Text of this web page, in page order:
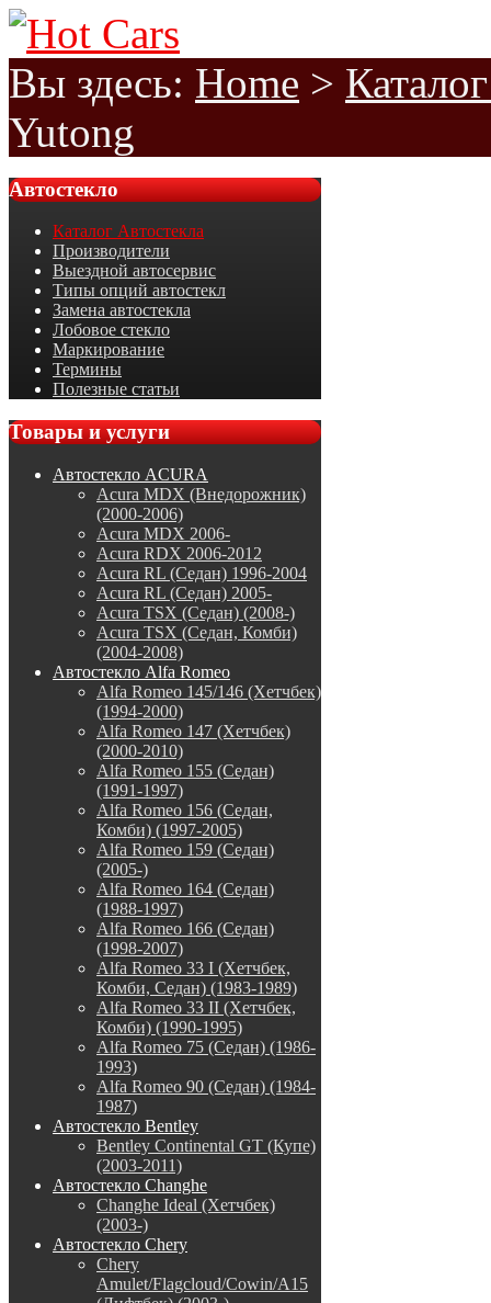
Вы здесь: Home >
Yutong
Автостекло
Каталог Автостекла
Производители
Выездной автосервис
Типы опций автостекл
Замена автостекла
Лобовое стекло
Маркирование
Термины
Полезные статьи
Товарыи услуги
Автостекло ACURA
Acura MDX (Внедорожник)
(2000-2006)
Acura MDX 2006-
Acura RDX 2006-2012
Acura RL (Седан) 1996-2004
Acura RL (Седан) 2005-
Acura TSX (Седан) (2008-)
Acura TSX (Седан, Комби)
(2004-2008)
Автостекло Alfa Romeo
Alfa Romeo 145/146 (Хетчбек)
(1994-2000)
Alfa Romeo 147 (Хетчбек)
(2000-2010)
Alfa Romeo 155 (Седан)
(1991-1997)
Alfa Romeo 156 (Седан,
Комби) (1997-2005)
Alfa Romeo 159 (Седан)
(2005-)
Alfa Romeo 164 (Седан)
(1988-1997)
Alfa Romeo 166 (Седан)
(1998-2007)
Alfa Romeo 33 I (Хетчбек,
Комби, Седан) (1983-1989)
Alfa Romeo 33 II (Хетчбек,
Комби) (1990-1995)
Alfa Romeo 75 (Седан) (1986-
1993)
Alfa Romeo 90 (Седан) (1984-
1987)
Автостекло Bentley
Bentley Continental GT (Купе)
(2003-2011)
Автостекло Changhe
Changhe Ideal (Хетчбек)
(2003-)
Автостекло Chery
Chery
Amulet/Flagcloud/Cowin/A15